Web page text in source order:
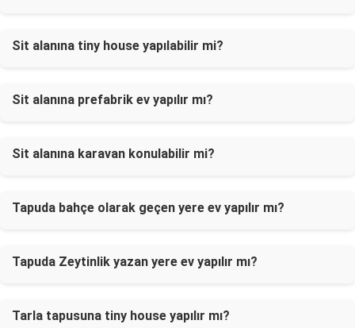
Sit alanına tiny house yapılabilir mi?
Sit alanına prefabrik ev yapılır mı?
Sit alanına karavan konulabilir mi?
Tapuda bahçe olarak geçen yere ev yapılır mı?
Tapuda Zeytinlik yazan yere ev yapılır mı?
Tarla tapusuna tiny house yapılır mı?